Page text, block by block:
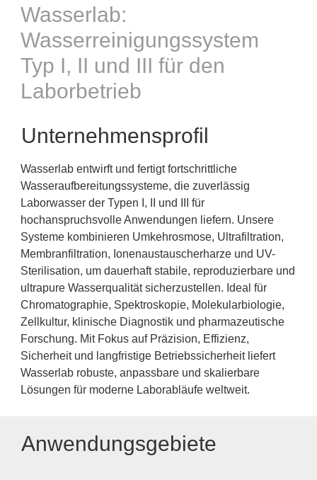
Wasserlab:
Wasserreinigungssystem
Typ I, II und III für den
Laborbetrieb
Unternehmensprofil
Wasserlab entwirft und fertigt fortschrittliche
Wasseraufbereitungssysteme, die zuverlässig
Laborwasser der Typen I, II und III für
hochanspruchsvolle Anwendungen liefern. Unsere
Systeme kombinieren Umkehrosmose, Ultrafiltration,
Membranfiltration, Ionenaustauscherharze und UV-
Sterilisation, um dauerhaft stabile, reproduzierbare und
ultrapure Wasserqualität sicherzustellen. Ideal für
Chromatographie, Spektroskopie, Molekularbiologie,
Zellkultur, klinische Diagnostik und pharmazeutische
Forschung. Mit Fokus auf Präzision, Effizienz,
Sicherheit und langfristige Betriebssicherheit liefert
Wasserlab robuste, anpassbare und skalierbare
Lösungen für moderne Laborabläufe weltweit.
Anwendungsgebiete